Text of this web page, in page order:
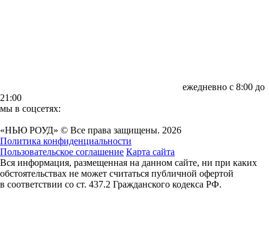
ежедневно с 8:00 до
21:00
мы в соцсетях:
«НЬЮ РОУД» © Все права защищены. 2026
Политика конфиденциальности
Пользовательское соглашение Карта сайта
Вся информация, размещенная на данном сайте, ни при каких
обстоятельствах не может считаться публичной офертой
в соответствии со ст. 437.2 Гражданского кодекса РФ.